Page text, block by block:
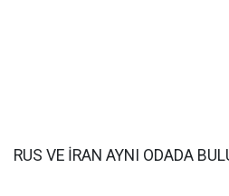
RUS VE İRAN AYNI ODADA